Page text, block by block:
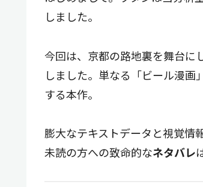
しました。
今回は、京都の路地裏を舞台に
しました。単なる「ビール漫
する本作。
膨大なテキストデータと視覚情
未読の方への致命的なネタバレ